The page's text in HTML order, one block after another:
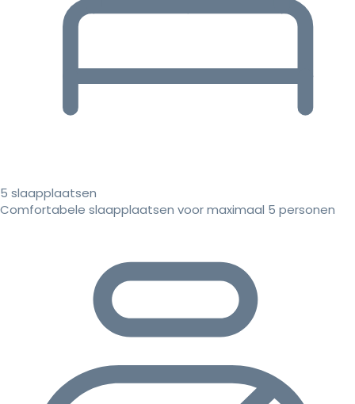
5 slaapplaatsen
Comfortabele slaapplaatsen voor maximaal 5 personen